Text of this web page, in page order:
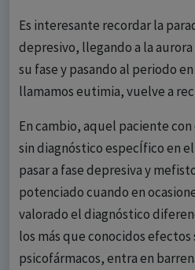
Es interesante recordar la
depresivo, llegando a la
su fase y pasando al periodo
llamamos eutimia, vuelve a
En cambio, aquel paciente
sin diagnóstico especÍfico en
pasar a fase depresiva y
potenciado cuando en
valorado el diagnóstico
los más que conocidos
psicofármacos, entra en